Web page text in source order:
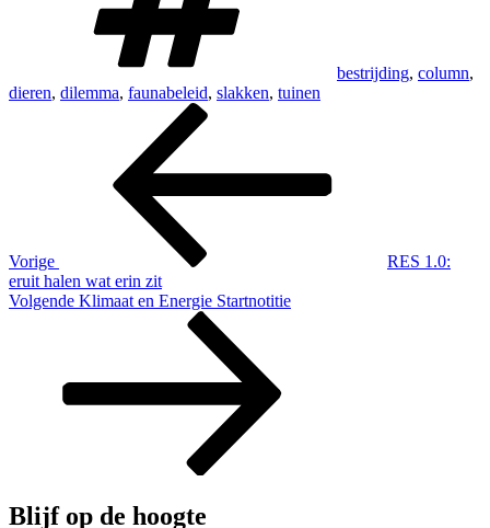
bestrijding, column,
dieren, dilemma, faunabeleid, slakken, tuinen
Vorige
RES 1.0:
eruit halen wat erin zit
Volgend
Volgende Klimaat en Energie Startnotitie
Blijf op de hoogte